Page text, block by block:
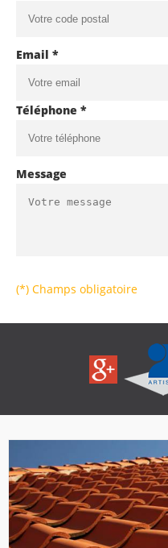
Email *
Téléphone *
Message
(*) Champs obligatoire